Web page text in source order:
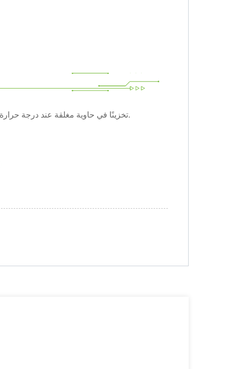
يجب أن يكون LRA - 2 تخزينًا في حاوية مغلقة عند درجة حرارة 20 درجة مئوية إلى+30 درجة مئوية.